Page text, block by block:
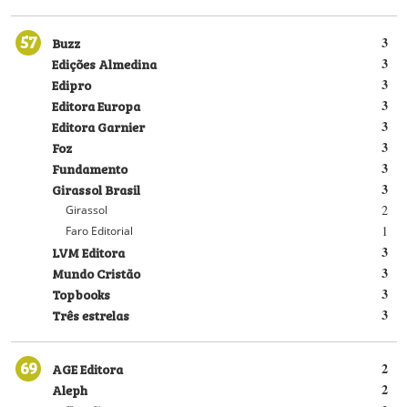
57 3
Buzz
3
Edições Almedina
3
Edipro
3
Editora Europa
3
Editora Garnier
3
Foz
3
Fundamento
3
Girassol Brasil
2
Girassol
1
Faro Editorial
3
LVM Editora
3
Mundo Cristão
3
Topbooks
3
Três estrelas
69 2
AGE Editora
2
Aleph